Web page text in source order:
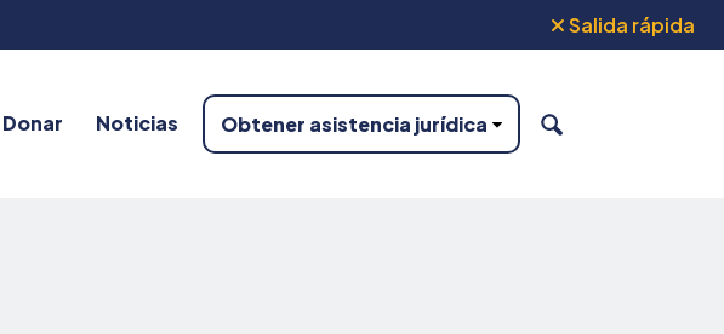
Salida rápida
Donar Noticias Obtener asistencia jurídica BUSCAR